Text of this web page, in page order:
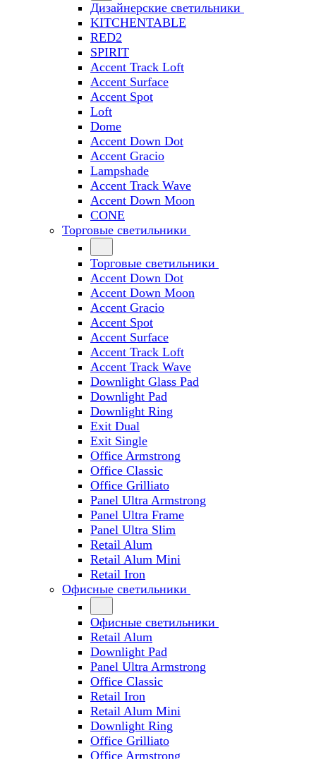
Дизайнерские светильники
KITCHENTABLE
RED2
SPIRIT
Accent Track Loft
Accent Surface
Accent Spot
Loft
Dome
Accent Down Dot
Accent Gracio
Lampshade
Accent Track Wave
Accent Down Moon
CONE
Торговые светильники
Торговые светильники
Accent Down Dot
Accent Down Moon
Accent Gracio
Accent Spot
Accent Surface
Accent Track Loft
Accent Track Wave
Downlight Glass Pad
Downlight Pad
Downlight Ring
Exit Dual
Exit Single
Office Armstrong
Office Classic
Office Grilliato
Panel Ultra Armstrong
Panel Ultra Frame
Panel Ultra Slim
Retail Alum
Retail Alum Mini
Retail Iron
Офисные светильники
Офисные светильники
Retail Alum
Downlight Pad
Panel Ultra Armstrong
Office Classic
Retail Iron
Retail Alum Mini
Downlight Ring
Office Grilliato
Office Armstrong